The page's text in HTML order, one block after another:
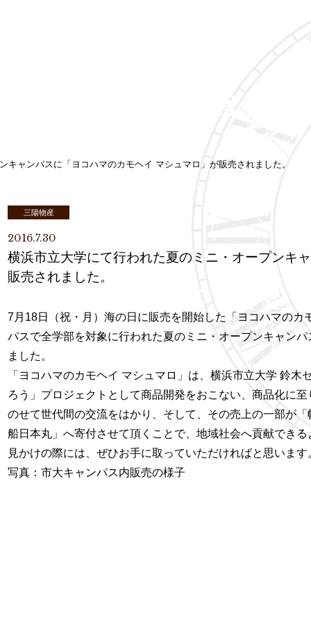
キャンパスに「ヨコハマのカモヘイ マシュマロ」が販売されました。
三陽物産
2016.7.30
横浜市立大学にて行われた夏のミニ・オープンキ
販売されました。
7月18日（祝・月）海の日に販売を開始した「ヨコハマの
パスで全学部を対象に行われた夏のミニ・オープンキャン
ました。
「ヨコハマのカモヘイ マシュマロ」は、横浜市立大学 鈴
ろう」プロジェクトとして商品開発をおこない、商品化に
のせて世代間の交流をはかり、そして、その売上の一部が
船日本丸」へ寄付させて頂くことで、地域社会へ貢献でき
見かけの際には、ぜひお手に取っていただければと思います
写真：市大キャンパス内販売の様子